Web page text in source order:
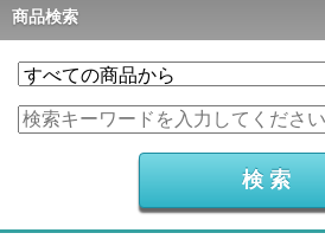
商品検索